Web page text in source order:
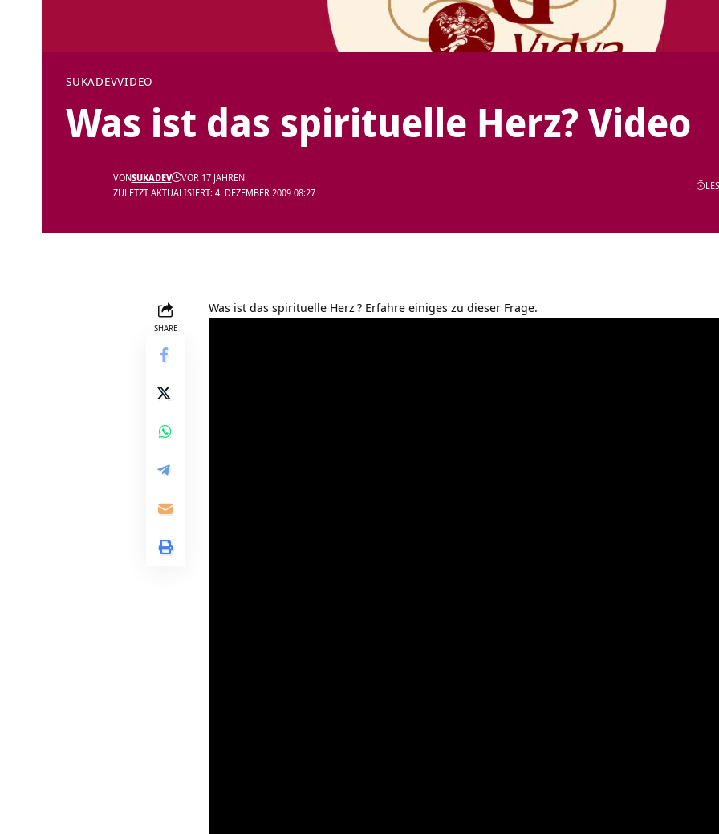
SUKADEVVIDEO
Was ist das spirituelle Herz? Video
ZULETZT AKTUALISIERT: 4. DEZEMBER 2009 08:27
VONSUKADEV VOR 17 JAHREN
SHARE
Was ist das spirituelle Herz? Erfahre einiges zu dieser Frage.